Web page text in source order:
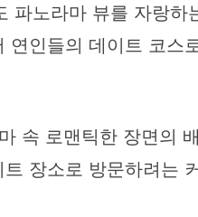
노라마 뷰를 자랑
인들의 데이트 코
속 로맨틱한 장면의
장소로 방문하려는